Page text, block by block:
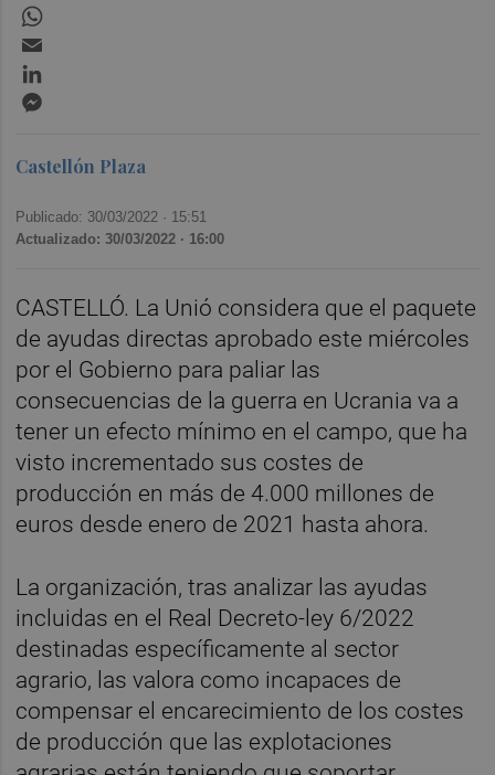
Castellón Plaza
Publicado: 30/03/2022 · 15:51
Actualizado: 30/03/2022 · 16:00
CASTELLÓ. La Unió considera que el paquete
de ayudas directas aprobado este miércoles
por el Gobierno para paliar las
consecuencias de la guerra en Ucrania va a
tener un efecto mínimo en el campo, que ha
visto incrementado sus costes de
producción en más de 4.000 millones de
euros desde enero de 2021 hasta ahora.
La organización, tras analizar las ayudas
incluidas en el Real Decreto-ley 6/2022
destinadas específicamente al sector
agrario, las valora como incapaces de
compensar el encarecimiento de los costes
de producción que las explotaciones